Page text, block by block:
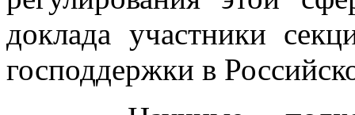
доклада участники
господдержки в